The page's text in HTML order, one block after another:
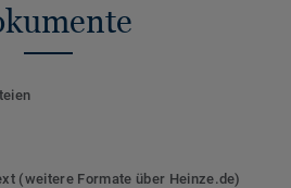
(weitere Formate über Heinze.de)